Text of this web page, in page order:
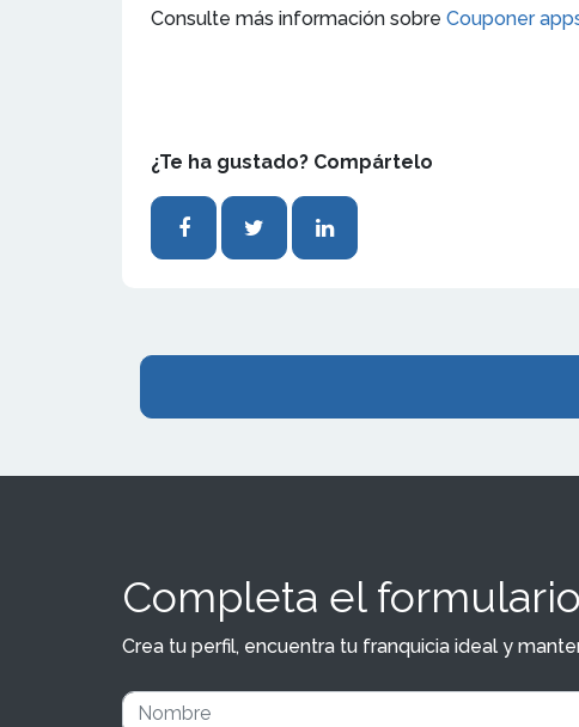
Consulte más información sobre Couponer
¿Te ha gustado? Compártelo
Completa el
Crea tu perfil, encuentra tu franquicia ideal y